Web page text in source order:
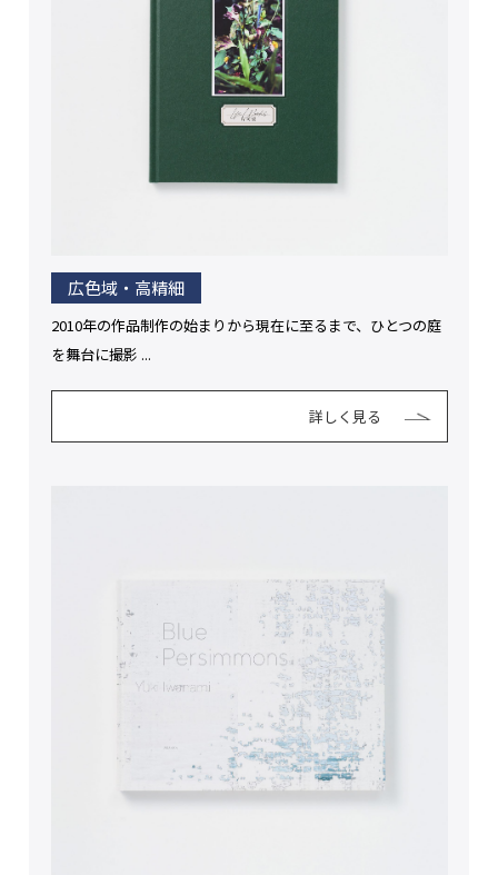
広色域・高精細
2010年の作品制作の始まりから現在に至るまで、ひとつの庭
を舞台に撮影 ...
詳しく見る